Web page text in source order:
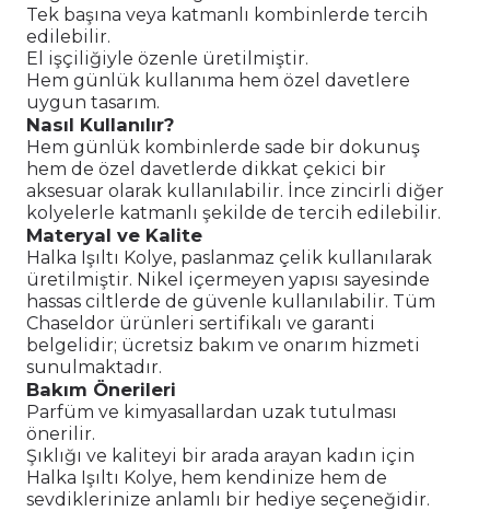
Tek başına veya katmanlı kombinlerde tercih
edilebilir.
El işçiliğiyle özenle üretilmiştir.
Hem günlük kullanıma hem özel davetlere
uygun tasarım.
Nasıl Kullanılır?
Hem günlük kombinlerde sade bir dokunuş
hem de özel davetlerde dikkat çekici bir
aksesuar olarak kullanılabilir. İnce zincirli diğer
kolyelerle katmanlı şekilde de tercih edilebilir.
Materyal ve Kalite
Halka Işıltı Kolye, paslanmaz çelik kullanılarak
üretilmiştir. Nikel içermeyen yapısı sayesinde
hassas ciltlerde de güvenle kullanılabilir. Tüm
Chaseldor ürünleri sertifikalı ve garanti
belgelidir; ücretsiz bakım ve onarım hizmeti
sunulmaktadır.
Bakım Önerileri
Parfüm ve kimyasallardan uzak tutulması
önerilir.
Şıklığı ve kaliteyi bir arada arayan kadın için
Halka Işıltı Kolye, hem kendinize hem de
sevdiklerinize anlamlı bir hediye seçeneğidir.